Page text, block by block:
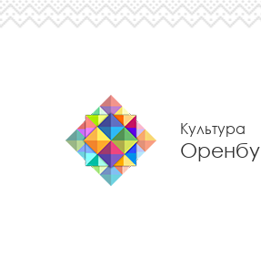
Культура